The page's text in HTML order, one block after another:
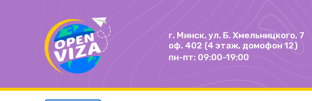
г. Минск, ул. Б. Хмельницкого, 7
оф. 402 (4 этаж, домофон 12)
пн-пт: 09:00-19:00